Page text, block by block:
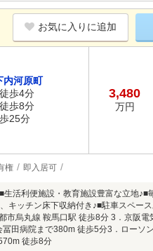
お気に入りに追加
内河原町
歩4分
歩8分
25分
3,480
万円
権 即入居可
活利便施設・教育施設豊富な立地♪■
キッチン床下収納付き♪■駐車スペー
市烏丸線 鞍馬口駅 徒歩8分 3．京阪
田病院まで380m 徒歩5分3．ロー
徒歩8分